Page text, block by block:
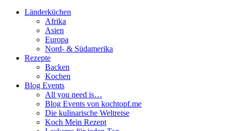
Länderküchen
Afrika
Asien
Europa
Nord- & Südamerika
Rezepte
Backen
Kochen
Blog Events
All you need is…
Blog Events von kochtopf.me
Die kulinarische Weltreise
Koch Mein Rezept